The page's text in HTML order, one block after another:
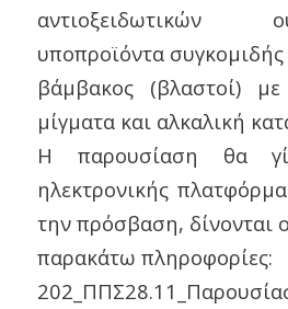
υποπροϊόντα συγκομιδής
βάμβακος (βλαστοί) με
μίγματα και αλκαλική
Η παρουσίαση θα
ηλεκτρονικής
την πρόσβαση, δίνονται
παρακάτω πληροφορίες: